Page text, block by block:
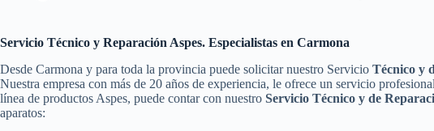
Servicio Técnico y Reparación Aspes. Especialistas en Carmona
Desde Carmona y para toda la provincia puede solicitar nuestro Servicio Técnico y
Nuestra empresa con más de 20 años de experiencia, le ofrece un servicio
línea de productos Aspes, puede contar con nuestro Servicio Técnico y de
aparatos: